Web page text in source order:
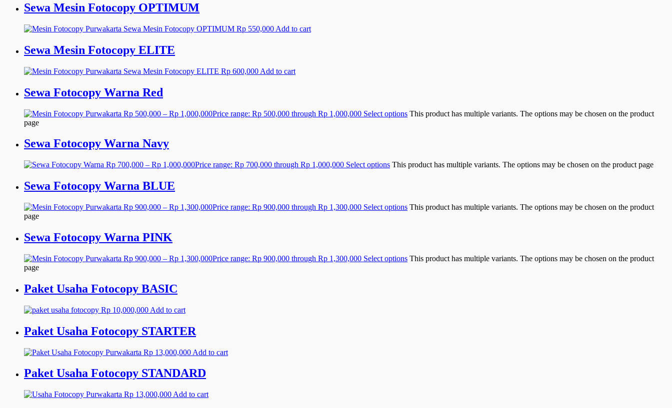
Sewa Mesin Fotocopy OPTIMUM
Rp 550,000 Add to cart
Sewa Mesin Fotocopy ELITE
Rp 600,000 Add to cart
Sewa Fotocopy Warna Red
Rp 500,000 – Rp 1,000,000Price range: Rp 500,000 through Rp 1,000,000 Select options This product has multiple variants. The options may be chosen on the product
page
Sewa Fotocopy Warna Navy
Rp 700,000 – Rp 1,000,000Price range: Rp 700,000 through Rp 1,000,000 Select options This product has multiple variants. The options may be chosen on the product page
Sewa Fotocopy Warna BLUE
Rp 900,000 – Rp 1,300,000Price range: Rp 900,000 through Rp 1,300,000 Select options This product has multiple variants. The options may be chosen on the product
page
Sewa Fotocopy Warna PINK
Rp 900,000 – Rp 1,300,000Price range: Rp 900,000 through Rp 1,300,000 Select options This product has multiple variants. The options may be chosen on the product
page
Paket Usaha Fotocopy BASIC
Rp 10,000,000 Add to cart
Paket Usaha Fotocopy STARTER
Rp 13,000,000 Add to cart
Paket Usaha Fotocopy STANDARD
Rp 13,000,000 Add to cart